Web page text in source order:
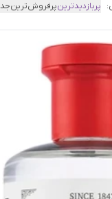
پربازدیدترینپرفروش‌ترین